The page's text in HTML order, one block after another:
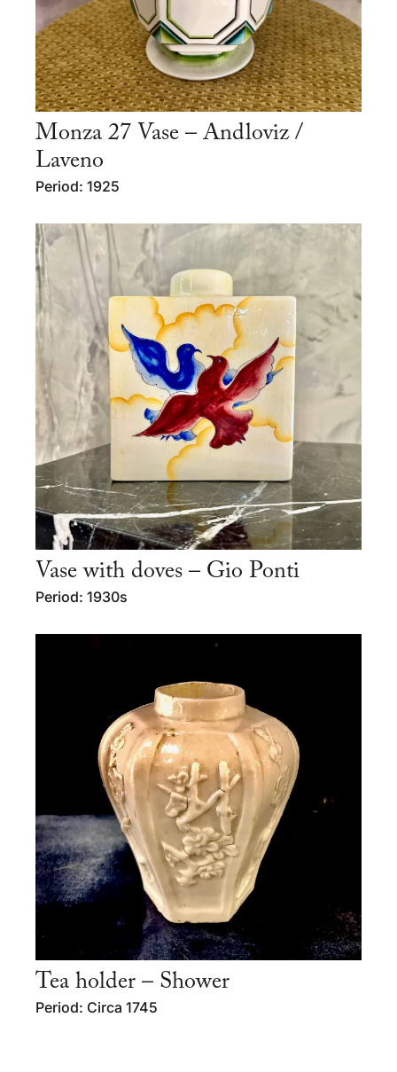
Monza 27 Vase – Andloviz /
Laveno
Period: 1925
Vase with doves – Gio Ponti
Period: 1930s
Tea holder – Shower
Period: Circa 1745